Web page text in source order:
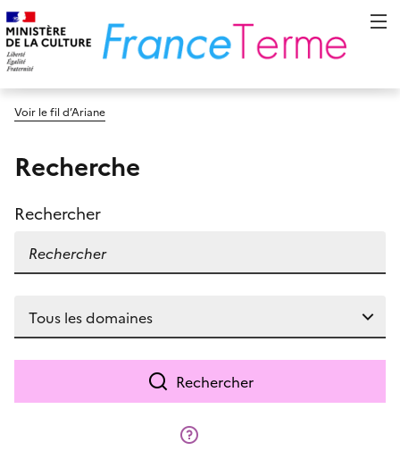
Voir le fil d’Ariane
Recherche
Rechercher
Rechercher